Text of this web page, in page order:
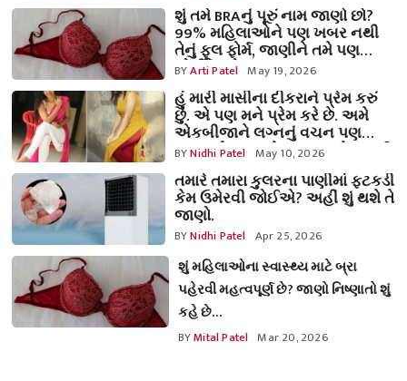
શું તમે BRAનું પૂરું નામ જાણો છો?
99% મહિલાઓને પણ ખબર નથી
તેનું ફૂલ ફોર્મ, જાણીને તમે પણ
ચોંકી જશો!
BYArti Patel May 19, 2026
હું મારી માસીના દીકરાને પ્રેમ કરું
છું. એ પણ મને પ્રેમ કરે છે. અમે
એકબીજાને લગ્નનું વચન પણ
આપ્યું છે. શું અમે લગ્નસંબંધે બંધાઈ
શકશું?
BYNidhi Patel May 10, 2026
તમારે તમારા કુલરના પાણીમાં ફટકડી
કેમ ઉમેરવી જોઈએ? અહીં શું થશે તે
જાણો.
BYNidhi Patel Apr 25, 2026
શું મહિલાઓના સ્વાસ્થ્ય માટે બ્રા
પહેરવી મહત્વપૂર્ણ છે? જાણો નિષ્ણાતો શું
કહે છે…
BYMital Patel Mar 20, 2026